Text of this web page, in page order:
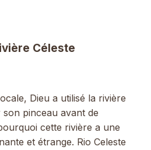
Céleste
Dieu a utilisé la rivière
pinceau avant de
cette rivière a une
et étrange. Rio Celeste